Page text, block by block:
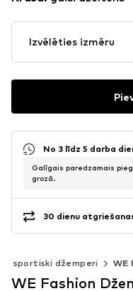
Izvēlēties izmēru
No 3 līdz 5 darba
Galīgais paredzamais
grozā.
30 dienu
sportiski džemperi WE
WE Fashion